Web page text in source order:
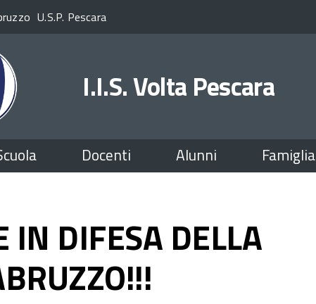
U.S.P. Pescara
I.I.S. Volta Pescara
Docenti Alunni Famiglia
IN DIFESA DELLA